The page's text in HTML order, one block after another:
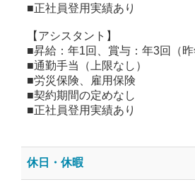
■正社員登用実績あり
【アシスタント】
■昇給：年1回、賞与：年3回（昨
■通勤手当（上限なし）
■労災保険、雇用保険
■契約期間の定めなし
■正社員登用実績あり
休日・休暇